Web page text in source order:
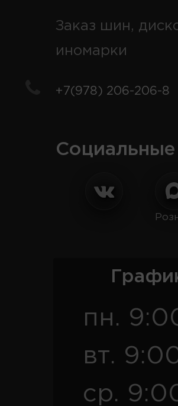
Заказ шин,
иномарки
+7(978) 206-206-8
Социальные
пн.
вт.
ср.